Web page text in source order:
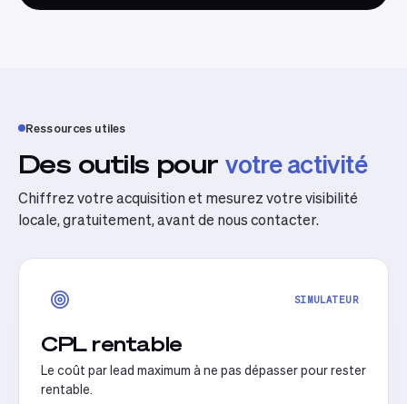
Ressources utiles
Des outils pour votre activité
Chiffrez votre acquisition et mesurez votre visibilité
locale, gratuitement, avant de nous contacter.
SIMULATEUR
CPL rentable
Le coût par lead maximum à ne pas dépasser pour rester
rentable.